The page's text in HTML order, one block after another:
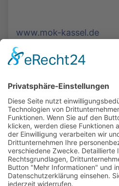
www.mok-kassel.de
Podcasts, Themen und
Entdecken Sie unser
und Demokratie -
verfügbar.